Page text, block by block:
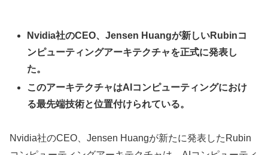
Nvidia社のCEO、Jensen Huangが新しいRubinコ
ンピューティングアーキテクチャを正式に発表し
た。
このアーキテクチャはAIコンピューティングにおけ
る最先端技術と位置付けられている。
Nvidia社のCEO、Jensen Huangが新たに発表したRubin